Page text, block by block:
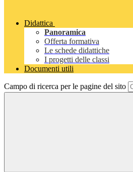
Didattica
Panoramica
Offerta formativa
Le schede didattiche
I progetti delle classi
Documenti utili
Campo di ricerca per le pagine del sito